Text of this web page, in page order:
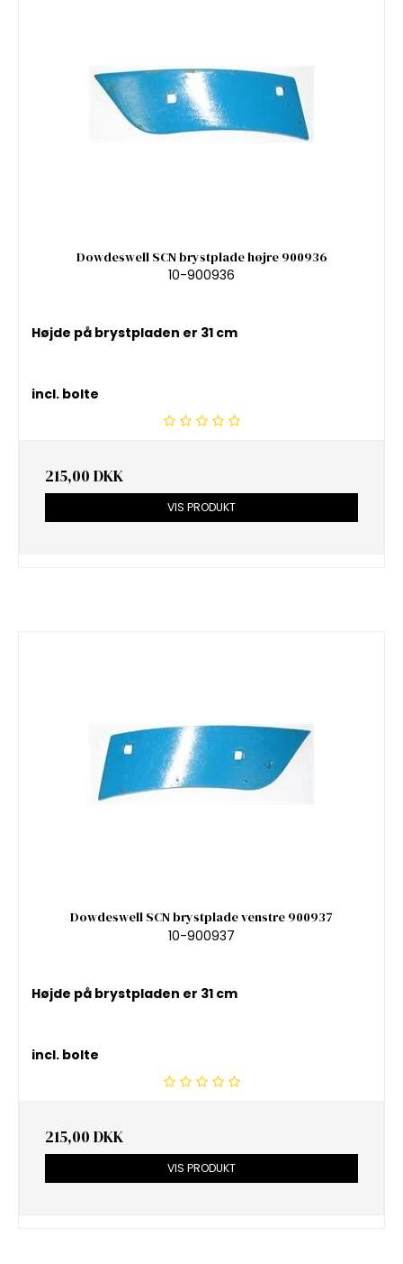
Dowdeswell SCN brystplade højre 900936
10-900936
Højde på brystpladen er 31 cm
incl. bolte
215,00 DKK
VIS PRODUKT
Dowdeswell SCN brystplade venstre 900937
10-900937
Højde på brystpladen er 31 cm
incl. bolte
215,00 DKK
VIS PRODUKT